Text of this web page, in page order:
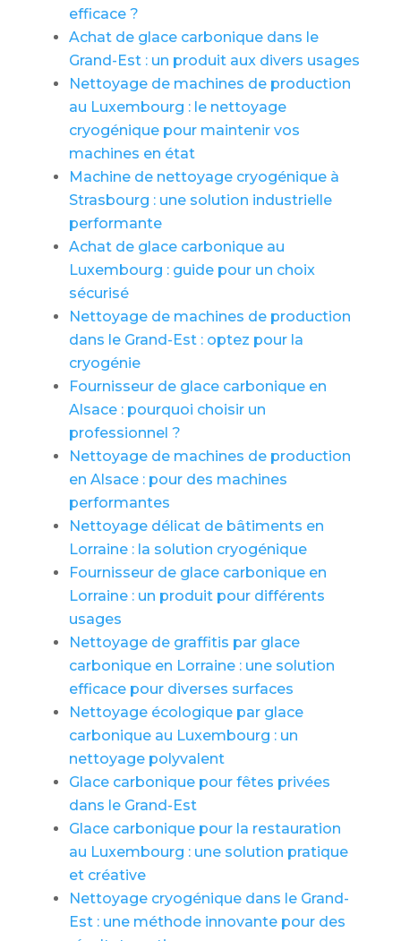
efficace ?
Achat de glace carbonique dans le
Grand-Est : un produit aux divers usages
Nettoyage de machines de production
au Luxembourg : le nettoyage
cryogénique pour maintenir vos
machines en état
Machine de nettoyage cryogénique à
Strasbourg : une solution industrielle
performante
Achat de glace carbonique au
Luxembourg : guide pour un choix
sécurisé
Nettoyage de machines de production
dans le Grand-Est : optez pour la
cryogénie
Fournisseur de glace carbonique en
Alsace : pourquoi choisir un
professionnel ?
Nettoyage de machines de production
en Alsace : pour des machines
performantes
Nettoyage délicat de bâtiments en
Lorraine : la solution cryogénique
Fournisseur de glace carbonique en
Lorraine : un produit pour différents
usages
Nettoyage de graffitis par glace
carbonique en Lorraine : une solution
efficace pour diverses surfaces
Nettoyage écologique par glace
carbonique au Luxembourg : un
nettoyage polyvalent
Glace carbonique pour fêtes privées
dans le Grand-Est
Glace carbonique pour la restauration
au Luxembourg : une solution pratique
et créative
Nettoyage cryogénique dans le Grand-
Est : une méthode innovante pour des